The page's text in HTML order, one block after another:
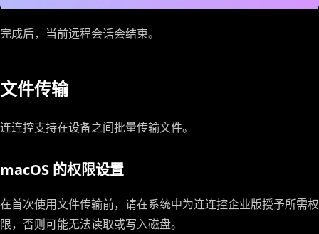
完成后，当前远程会话会结束。
文件传输
连连控支持在设备之间批量传输文件。
macOS 的权限设置
在首次使用文件传输前，请在系统中为连连控企业版授予所需权
限，否则可能无法读取或写入磁盘。